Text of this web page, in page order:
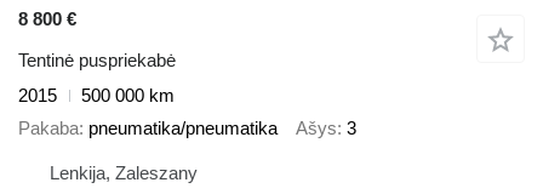
8 800 €
Tentinė puspriekabė
2015
500 000 km
Pakaba pneumatika/pneumatika Ašys 3
Lenkija, Zaleszany